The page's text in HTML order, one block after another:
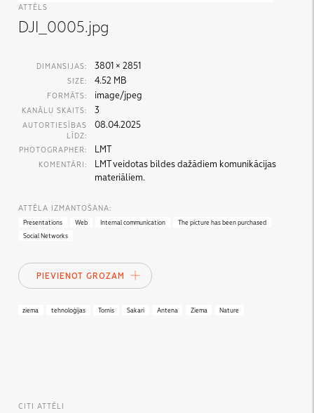
ATTĒLS
DJI_0005.jpg
DIMANSIJAS: 3801 × 2851
SIZE: 4.52 MB
FORMĀTS: image/jpeg
KANĀLU SKAITS: 3
AUTORTIESĪBAS
LĪDZ:
08.04.2025
PHOTOGRAPHER: LMT
KOMENTĀRI:
LMT veidotas bildes dažādiem komunikācijas
materiāliem.
ATTĒLA IZMANTOŠANA:
Presentations Web Internal communication
The picture has been purchased
Social Networks
PIEVIENOT GROZAM
ziema tehnoloģijas Tornis Sakari Antena Ziema Nature
CITI ATTĒLI